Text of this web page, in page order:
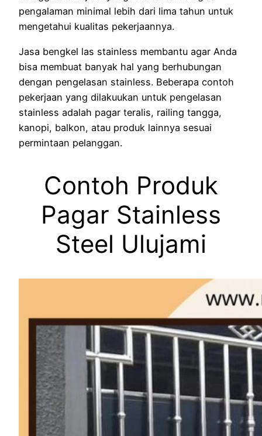
pengalaman minimal lebih dari lima tahun untuk
mengetahui kualitas pekerjaannya.
Jasa bengkel las stainless membantu agar Anda
bisa membuat banyak hal yang berhubungan
dengan pengelasan stainless. Beberapa contoh
pekerjaan yang dilakuukan untuk pengelasan
stainless adalah pagar teralis, railing tangga,
kanopi, balkon, atau produk lainnya sesuai
permintaan pelanggan.
Contoh Produk
Pagar Stainless
Steel Ulujami